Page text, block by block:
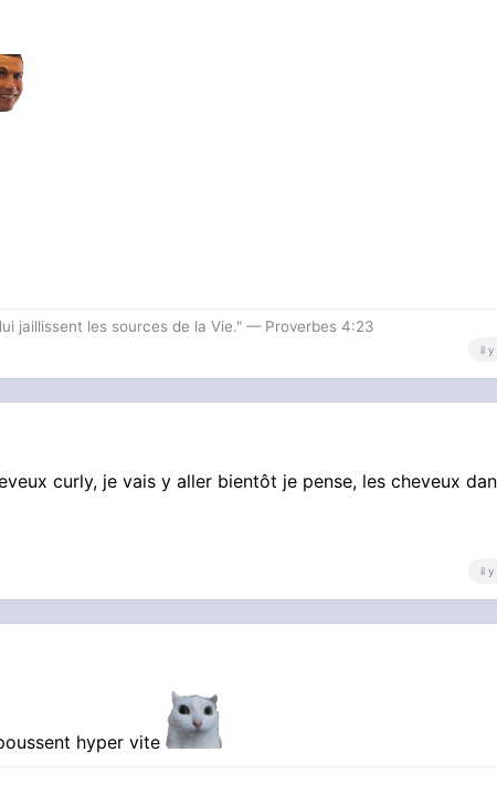
jaillissent les sources de la Vie." — Proverbes 4:23
il y
curly, je vais y aller bientôt je pense, les cheveux
il y
hyper vite